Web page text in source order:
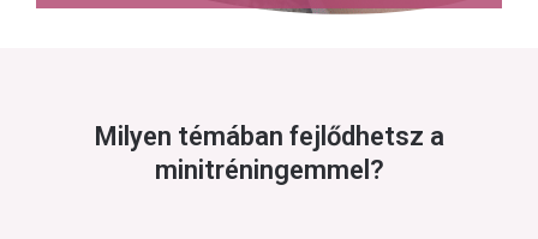
Milyen témában fejlődhetsz a
minitréningemmel?